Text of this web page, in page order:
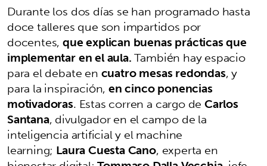
Durante los dos días se han programado hasta
doce talleres que son impartidos por
docentes,que explican buenas prácticas que
implementar en el aula.También hay espacio
para el debate encuatro mesas redondas, y
para la inspiración,en cinco ponencias
motivadoras. Estas corren a cargo deCarlos
Santana, divulgador en el campo de la
inteligencia artificial y el machine
learning; Laura Cuesta Cano, experta en